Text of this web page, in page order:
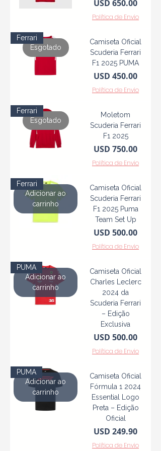
seleção oficial de produtos PUMA!
Precio
USD 650.00
Política de Envio
Esgotado
Ferrari
Camiseta Oficial
Scuderia Ferrari
F1 2025 PUMA
Precio
USD 450.00
Política de Envio
Esgotado
Ferrari
Moletom
Scuderia Ferrari
F1 2025
Precio
USD 750.00
Política de Envio
Adicionar ao
carrinho
Ferrari
Camiseta Oficial
Scuderia Ferrari
F1 2025 Puma
Team Set Up
Precio
USD 500.00
Política de Envio
Adicionar ao
carrinho
PUMA
Camiseta Oficial
Charles Leclerc
2024 da
Scuderia Ferrari
– Edição
Exclusiva
Precio
USD 500.00
Política de Envio
Adicionar ao
carrinho
PUMA
Camiseta Oficial
Fórmula 1 2024
Essential Logo
Preta – Edição
Oficial
Precio
USD 249.90
Política de Envio